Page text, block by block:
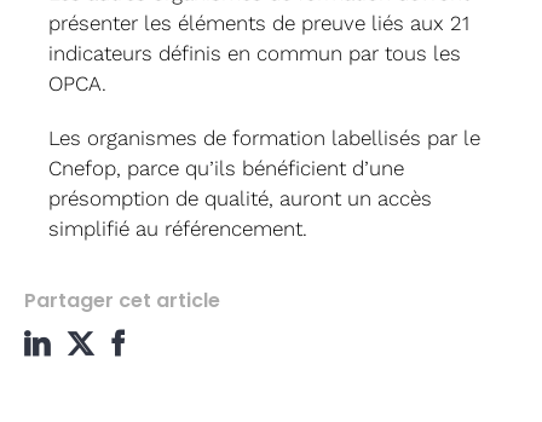
présenter les éléments de preuve liés aux 21
indicateurs définis en commun par tous les
OPCA.
Les organismes de formation labellisés par le
Cnefop, parce qu’ils bénéficient d’une
présomption de qualité, auront un accès
simplifié au référencement.
Partager cet article